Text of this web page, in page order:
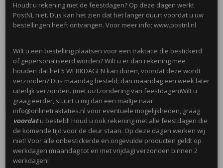
Afmetingen; (9x7x3,5)cm
Let op; Niet geshcikt onder de 3 jaar!
Reacties
Save
Ook interessant
Houdt u rekening met de feestdagen? Op deze dagen werkt
PostNL niet. Dus kan het zien dat het langer duurt voordat u uw
bestellingen heeft ontvangen. Voor meer info; www.postnl.nl
Wilt u een bestelling plaatsen voor een traktatie die bestickerd
of gepersonaliseerd worden? Wilt u er dan rekening mee
houden dat het 5 WERKDAGEN kan duren, voordat deze wordt
verzonden? Dus maandag besteld; dan maandag een week later
uiterlijk verzonden. (met uiztzondering van feestdagen)Wilt u
graag eerder, stuurt u mij dan een mailtje naar
info@onlinetraktaties.nl voor eventuele mogelijkheden, graag
voordatu besteld! Houd u ook rekening met alle feestdagen die
de komende tijd voor de deur staan. Op deze dagen werken wij
niet! Voor alle onbestickerde en ongevulde producten geldt op
werkdagen (maandag tot en met vrijdag) verzonden binnen 2
werkdagen!